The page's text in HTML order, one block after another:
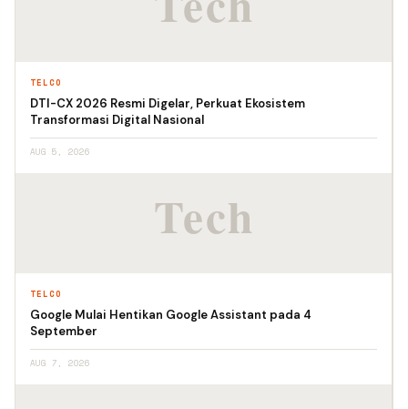
TELCO
DTI-CX 2026 Resmi Digelar, Perkuat Ekosistem
Transformasi Digital Nasional
AUG 5, 2026
TELCO
Google Mulai Hentikan Google Assistant pada 4
September
AUG 7, 2026